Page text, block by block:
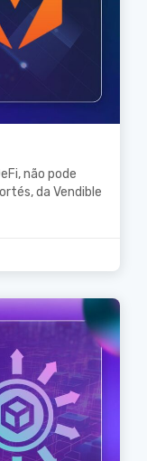
não pode
da Vendible